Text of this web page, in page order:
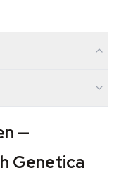
—
Genetica